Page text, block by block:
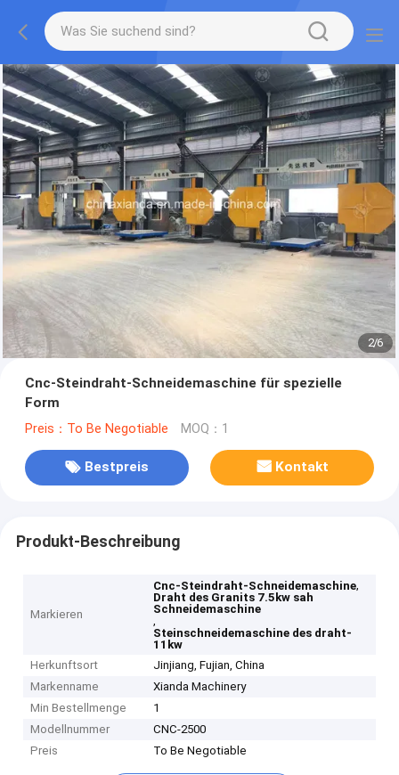
2/6
Cnc-Steindraht-Schneidemaschine für spezielle
Form
Preis：To Be Negotiable MOQ：1
Bestpreis Kontakt
Produkt-Beschreibung
Markieren
Cnc-Steindraht-Schneidemaschine,
Draht des Granits 7.5kw sah
Schneidemaschine
,
Steinschneidemaschine des draht-
11kw
Herkunftsort
Jinjiang, Fujian, China
Markenname
Xianda Machinery
Min Bestellmenge
1
Modellnummer
CNC-2500
Preis
To Be Negotiable